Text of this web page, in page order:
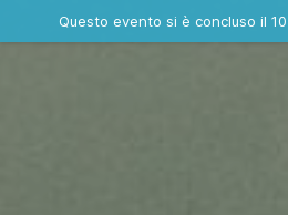
Questo evento si è concluso il